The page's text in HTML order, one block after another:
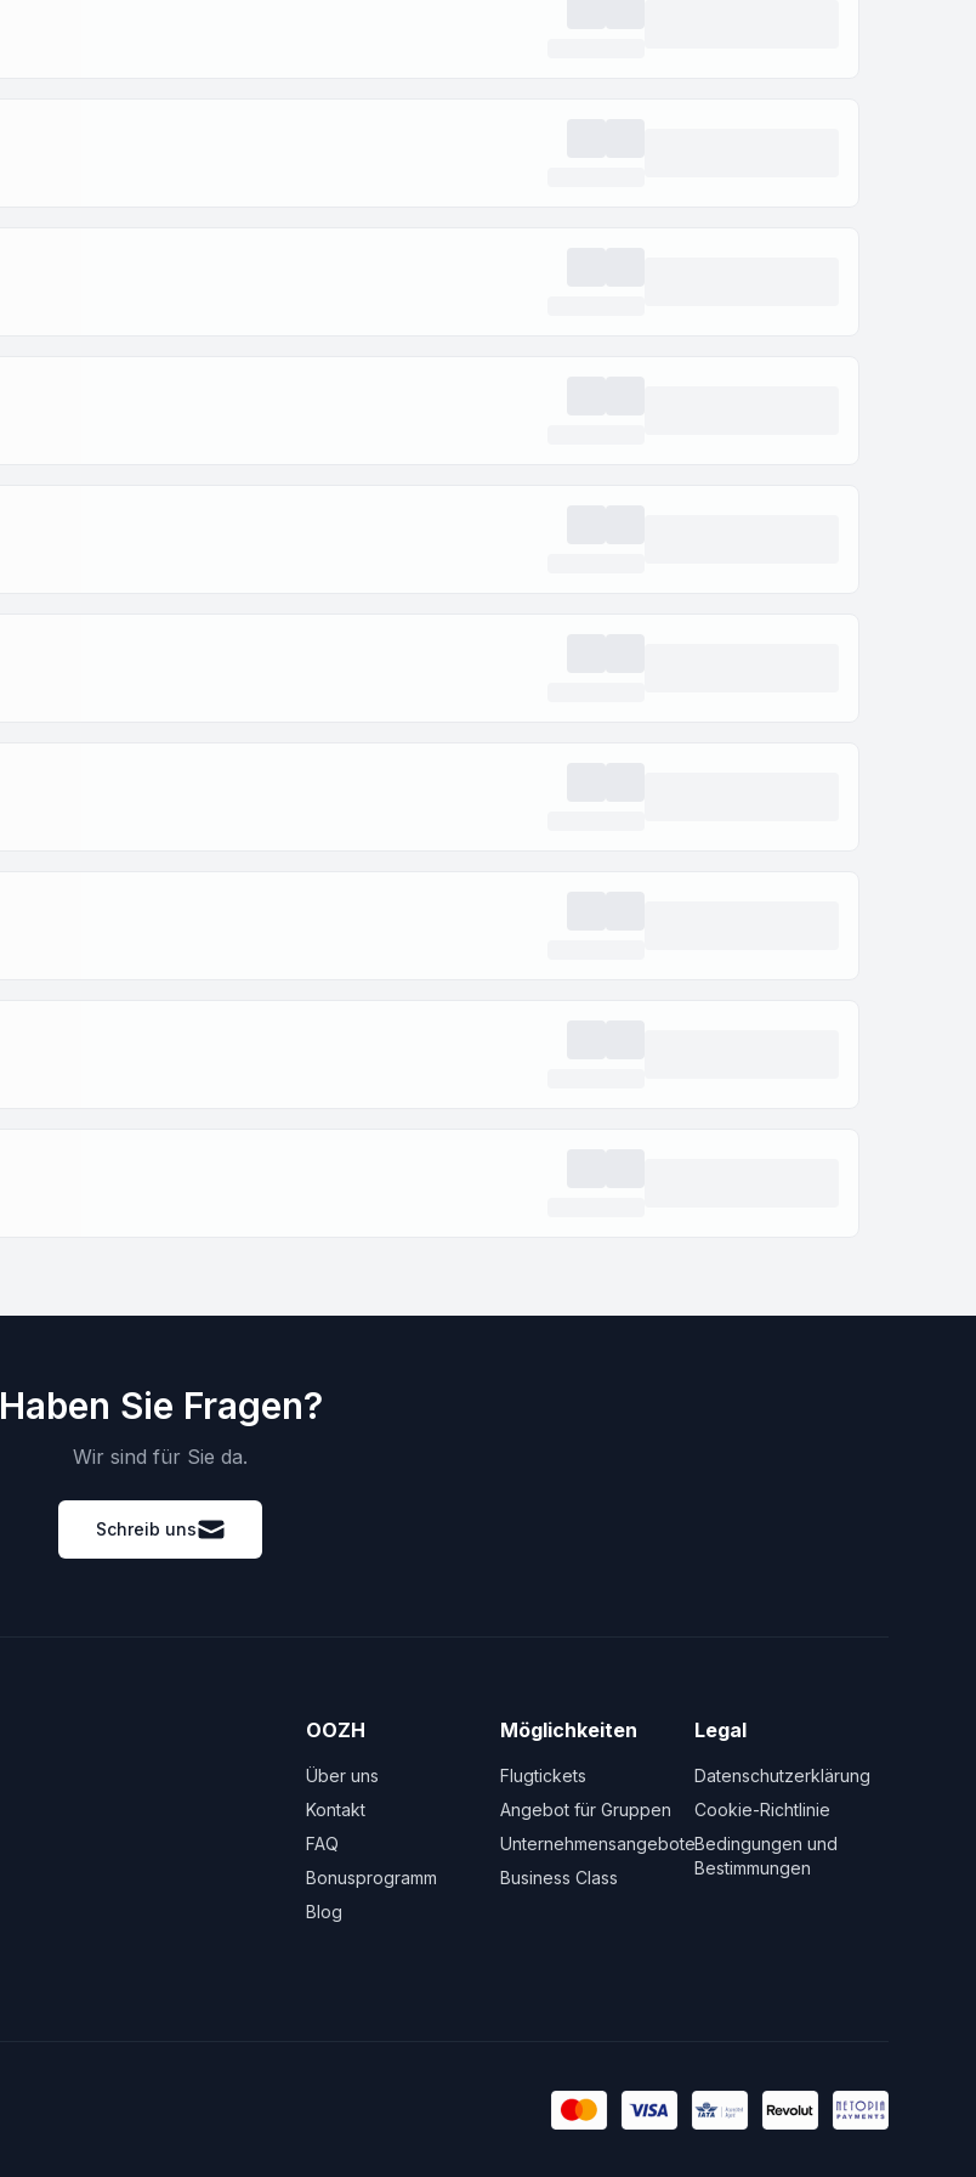
Haben Sie Fragen?
Wir sind für Sie da.
Schreib uns
OOZH
Über uns
Kontakt
FAQ
Bonusprogramm
Blog
Möglichkeiten
Flugtickets
Angebot für Gruppen
Unternehmensangebote
Business Class
Legal
Datenschutzerklärung
Cookie-Richtlinie
Bedingungen und
Bestimmungen